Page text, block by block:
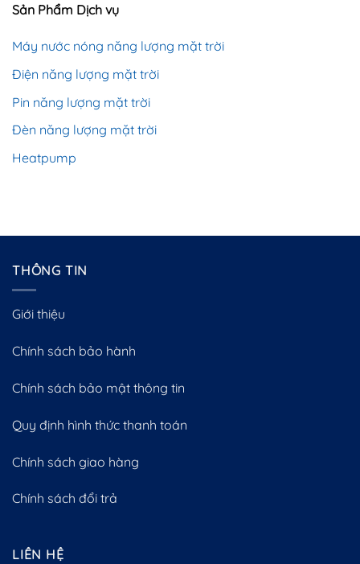
Sản Phẩm Dịch vụ
Máy nước nóng năng lượng mặt trời
Điện năng lượng mặt trời
Pin năng lượng mặt trời
Đèn năng lượng mặt trời
Heatpump
THÔNG TIN
Giới thiệu
Chính sách bảo hành
Chính sách bảo mật thông tin
Quy định hình thức thanh toán
Chính sách giao hàng
Chính sách đổi trả
LIÊN HỆ